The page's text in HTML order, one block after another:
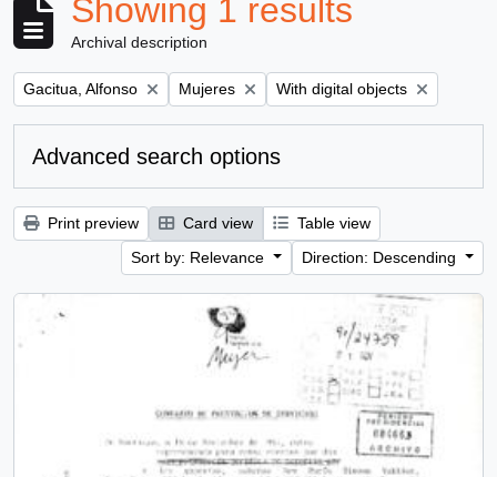
Showing 1 results
Archival description
Remove filter:
Gacitua, Alfonso Remove filter:
Mujeres Remove filter:
With digital objects
Advanced search options
Print preview Card view
Table view
Sort by: Relevance
Direction: Descending